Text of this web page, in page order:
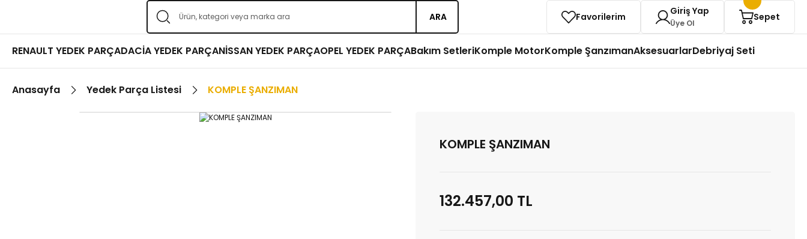
ARA Favorilerim Giriş Yap
Üye Ol
Sepet
RENAULT YEDEK PARÇADACİA YEDEK PARÇANİSSAN YEDEK PARÇAOPEL YEDEK PARÇABakım SetleriKomple MotorKomple ŞanzımanAksesuarlarDebriyaj Seti
Anasayfa Yedek Parça Listesi KOMPLE ŞANZIMAN
KOMPLE ŞANZIMAN
132.457,00 TL